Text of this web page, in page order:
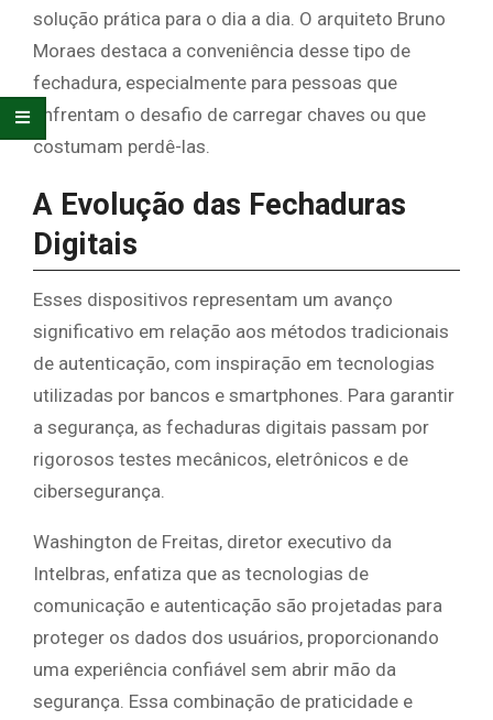
solução prática para o dia a dia. O arquiteto Bruno
Moraes destaca a conveniência desse tipo de
fechadura, especialmente para pessoas que
enfrentam o desafio de carregar chaves ou que
costumam perdê-las.
A Evolução das Fechaduras
Digitais
Esses dispositivos representam um avanço
significativo em relação aos métodos tradicionais
de autenticação, com inspiração em tecnologias
utilizadas por bancos e smartphones. Para garantir
a segurança, as fechaduras digitais passam por
rigorosos testes mecânicos, eletrônicos e de
cibersegurança.
Washington de Freitas, diretor executivo da
Intelbras, enfatiza que as tecnologias de
comunicação e autenticação são projetadas para
proteger os dados dos usuários, proporcionando
uma experiência confiável sem abrir mão da
segurança. Essa combinação de praticidade e